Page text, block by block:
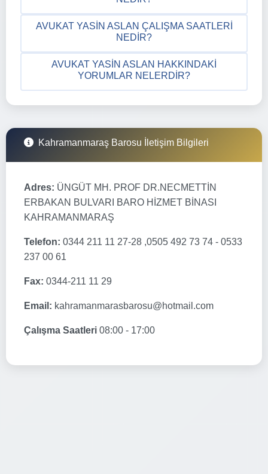
AVUKAT YASIN ASLAN ÇALIŞMA SAATLERI
NEDIR?
AVUKAT YASIN ASLAN HAKKINDAKI
YORUMLAR NELERDIR?
Kahramanmaraş Barosu İletişim Bilgileri
Adres: ÜNGÜT MH. PROF DR.NECMETTİN
ERBAKAN BULVARI BARO HİZMET BİNASI
KAHRAMANMARAŞ
Telefon: 0344 211 11 27-28 ,0505 492 73 74 - 0533
237 00 61
Fax: 0344-211 11 29
Email: kahramanmarasbarosu@hotmail.com
Çalışma Saatleri 08:00 - 17:00